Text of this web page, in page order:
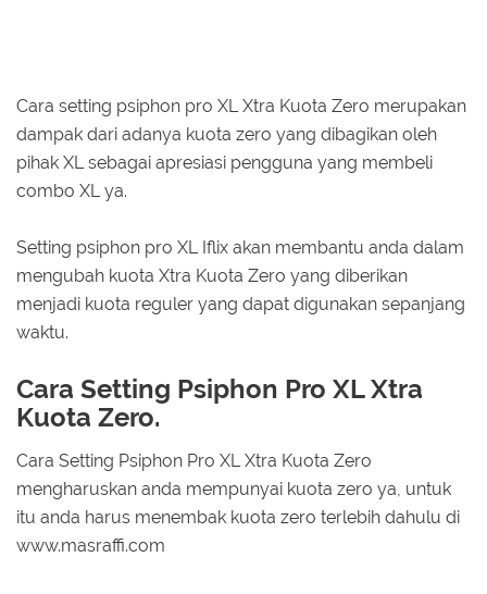
Cara setting psiphon pro XL Xtra Kuota Zero merupakan
dampak dari adanya kuota zero yang dibagikan oleh
pihak XL sebagai apresiasi pengguna yang membeli
combo XL ya.
Setting psiphon pro XL Iflix akan membantu anda dalam
mengubah kuota Xtra Kuota Zero yang diberikan
menjadi kuota reguler yang dapat digunakan sepanjang
waktu.
Cara Setting Psiphon Pro XL Xtra
Kuota Zero.
Cara Setting Psiphon Pro XL Xtra Kuota Zero
mengharuskan anda mempunyai kuota zero ya, untuk
itu anda harus menembak kuota zero terlebih dahulu di
www.masraffi.com